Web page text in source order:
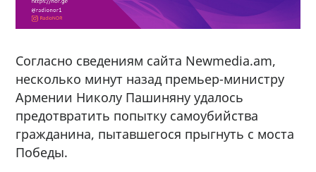
Согласно сведениям сайта Newmedia.am,
несколько минут назад премьер-министру
Армении Николу Пашиняну удалось
предотвратить попытку самоубийства
гражданина, пытавшегося прыгнуть с моста
Победы.